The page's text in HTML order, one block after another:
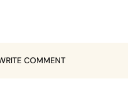
COMMENT